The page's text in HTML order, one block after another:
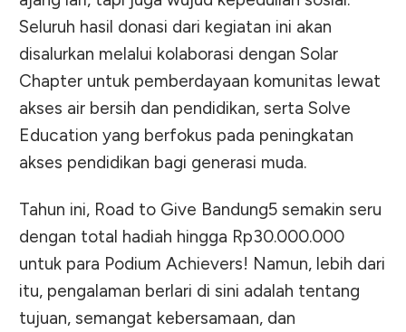
Seluruh hasil donasi dari kegiatan ini akan
disalurkan melalui kolaborasi dengan Solar
Chapter untuk pemberdayaan komunitas lewat
akses air bersih dan pendidikan, serta Solve
Education yang berfokus pada peningkatan
akses pendidikan bagi generasi muda.
Tahun ini, Road to Give Bandung5 semakin seru
dengan total hadiah hingga Rp30.000.000
untuk para Podium Achievers! Namun, lebih dari
itu, pengalaman berlari di sini adalah tentang
tujuan, semangat kebersamaan, dan